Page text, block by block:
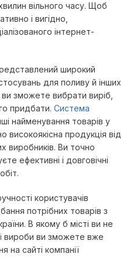
вільного часу. Щоб
і вигідно,
інтернет-
широкий
для поливу й інших
зможете вибрати виріб,
придбати. Система
найменування товарів у
високоякісна продукція від
виробників. Ви точно
ефективні і довговічні
користувачів
потрібних товарів з
В якому б місті ви не
вироби ви зможете вже
на сайті компанії